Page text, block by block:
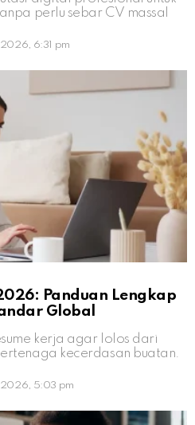
perlu sebar CV massal
2026, 6:31 pm
Panduan Lengkap
Global
kerja agar lolos dari
kecerdasan buatan.
2026, 5:03 pm